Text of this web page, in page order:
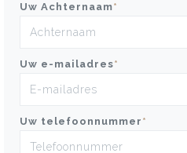
Uw Achternaam*
Uw e-mailadres*
Uw telefoonnummer *